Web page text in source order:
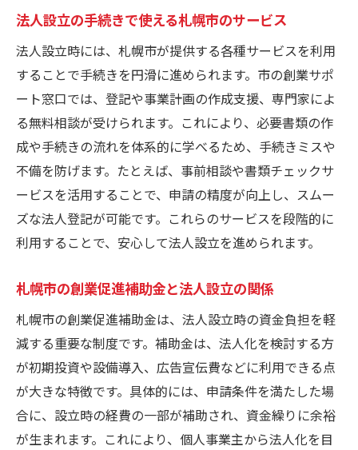
法人設立の手続きで使える札幌市のサービス
法人設立時には、札幌市が提供する各種サービスを利用
することで手続きを円滑に進められます。市の創業サポ
ート窓口では、登記や事業計画の作成支援、専門家によ
る無料相談が受けられます。これにより、必要書類の作
成や手続きの流れを体系的に学べるため、手続きミスや
不備を防げます。たとえば、事前相談や書類チェックサ
ービスを活用することで、申請の精度が向上し、スムー
ズな法人登記が可能です。これらのサービスを段階的に
利用することで、安心して法人設立を進められます。
札幌市の創業促進補助金と法人設立の関係
札幌市の創業促進補助金は、法人設立時の資金負担を軽
減する重要な制度です。補助金は、法人化を検討する方
が初期投資や設備導入、広告宣伝費などに利用できる点
が大きな特徴です。具体的には、申請条件を満たした場
合に、設立時の経費の一部が補助され、資金繰りに余裕
が生まれます。これにより、個人事業主から法人化を目